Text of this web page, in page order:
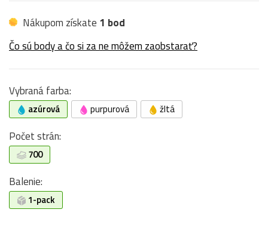
Nákupom získate 1 bod
Čo sú body a čo si za ne môžem zaobstarať?
Vybraná farba:
azúrová purpurová žltá
Počet strán:
700
Balenie:
1-pack